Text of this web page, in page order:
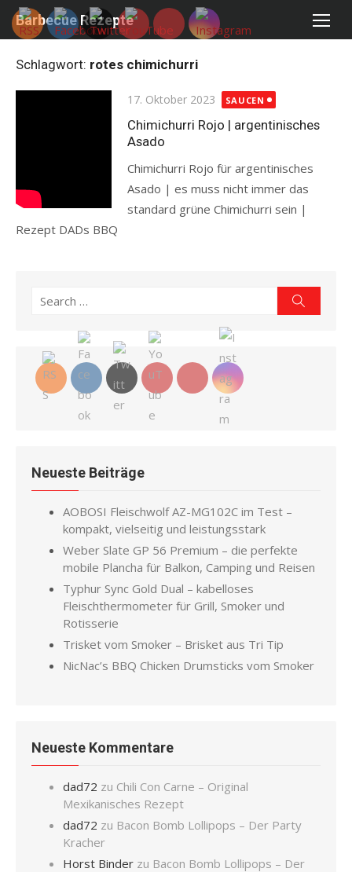
Skip
Barbecue Rezepte
Schlagwort: rotes chimichurri
Posted
on
17. Oktober 2023 SAUCEN
Chimichurri Rojo | argentinisches
Asado
Chimichurri Rojo für argentinisches
Asado | es muss nicht immer das
standard grüne Chimichurri sein |
Rezept DADs BBQ
Search
Neueste Beiträge
AOBOSI Fleischwolf AZ-MG102C im Test –
kompakt, vielseitig und leistungsstark
Weber Slate GP 56 Premium – die perfekte
mobile Plancha für Balkon, Camping und Reisen
Typhur Sync Gold Dual – kabelloses
Fleischthermometer für Grill, Smoker und
Rotisserie
Trisket vom Smoker – Brisket aus Tri Tip
NicNac’s BBQ Chicken Drumsticks vom Smoker
Neueste Kommentare
dad72 zu Chili Con Carne – Original
Mexikanisches Rezept
dad72 zu Bacon Bomb Lollipops – Der Party
Kracher
Horst Binder zu Bacon Bomb Lollipops – Der